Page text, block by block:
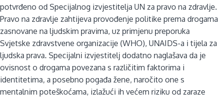
potvrđeno od Specijalnog izvjestitelja UN za pravo na zdravlje.
Pravo na zdravlje zahtijeva provođenje politike prema drogama
zasnovane na ljudskim pravima, uz primjenu preporuka
Svjetske zdravstvene organizacije (WHO), UNAIDS-a i tijela za
ljudska prava. Specijalni izvjestitelj dodatno naglašava da je
ovisnost o drogama povezana s različitim faktorima i
identitetima, a posebno pogađa žene, naročito one s
mentalnim poteškoćama, izlažući ih većem riziku od zaraze